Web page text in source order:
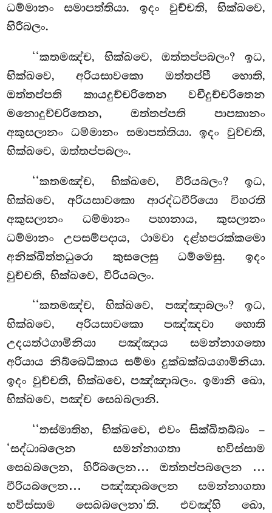
ධම්මානං සමාපත්තියා. ඉදං වුච්චති, භික්ඛවෙ,
හිරීබලං.
‘‘කතමඤ්ච, භික්ඛවෙ, ඔත්තප්පබලං? ඉධ,
භික්ඛවෙ, අරියසාවකො ඔත්තප්පී හොති,
ඔත්තප්පති කායදුච්චරිතෙන වචීදුච්චරිතෙන
මනොදුච්චරිතෙන, ඔත්තප්පති පාපකානං
අකුසලානං ධම්මානං සමාපත්තියා. ඉදං වුච්චති,
භික්ඛවෙ, ඔත්තප්පබලං.
‘‘කතමඤ්ච, භික්ඛවෙ, වීරියබලං? ඉධ,
භික්ඛවෙ, අරියසාවකො ආරද්ධවීරියො විහරති
අකුසලානං ධම්මානං පහානාය, කුසලානං
ධම්මානං උපසම්පදාය, ථාමවා දළ්හපරක්කමො
අනික්ඛිත්තධුරො කුසලෙසු ධම්මෙසු. ඉදං
වුච්චති, භික්ඛවෙ, වීරියබලං.
‘‘කතමඤ්ච, භික්ඛවෙ, පඤ්ඤාබලං? ඉධ,
භික්ඛවෙ, අරියසාවකො පඤ්ඤවා හොති
උදයත්ථගාමිනියා පඤ්ඤාය සමන්නාගතො
අරියාය නිබ්බෙධිකාය සම්මා දුක්ඛක්ඛයගාමිනියා.
ඉදං වුච්චති, භික්ඛවෙ, පඤ්ඤාබලං. ඉමානි ඛො,
භික්ඛවෙ, පඤ්ච සෙඛබලානි.
‘‘තස්මාතිහ, භික්ඛවෙ, එවං සික්ඛිතබ්බං –
‘සද්ධාබලෙන සමන්නාගතා භවිස්සාම
සෙඛබලෙන, හිරීබලෙන… ඔත්තප්පබලෙන
…
වීරියබලෙන… පඤ්ඤාබලෙන සමන්නාගතා
භවිස්සාම සෙඛබලෙනා’ති. එවඤ්හි ඛො,